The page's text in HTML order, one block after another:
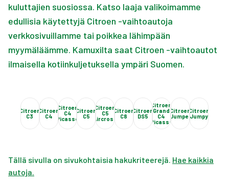
kuluttajien suosiossa. Katso laaja valikoimamme
edullisia käytettyjä Citroen -vaihtoautoja
verkkosivuillamme tai poikkea lähimpään
myymäläämme. Kamuxilta saat Citroen -vaihtoautot
ilmaisella kotiinkuljetuksella ympäri Suomen.
Citroen
C3
Citroen
C4
Citroen
C4
Picasso
Citroen
C5
Citroen
C5
Aircross
Citroen
C8
Citroen
DS5
Citroen
Grand
C4
Picasso
Citroen
Jumper
Citroen
Jumpy
Tällä sivulla on sivukohtaisia hakukriteerejä. Hae kaikkia
autoja.